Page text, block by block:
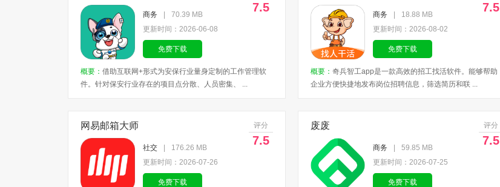
7.5
商务
70.39 MB
更新时间：2026-06-08
免费下载
概要： 借助互联网+形式为安保行业量身定制的工作管理软
件。针对保安行业存在的项目点分散、人员密集、 ...
7.5
商务
18.88 MB
更新时间：2026-08-02
免费下载
概要： 奇兵智工app是一款高效的招工找活软件。能够帮助
企业方便快捷地发布岗位招聘信息，筛选简历和联 ...
网易邮箱大师 评分
7.5
社交
176.26 MB
更新时间：2026-07-26
免费下载
废废 评分
7.5
商务
59.85 MB
更新时间：2026-07-25
免费下载